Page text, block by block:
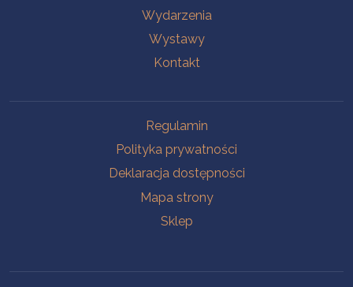
Wydarzenia
Wystawy
Kontakt
Regulamin
Polityka prywatności
Deklaracja dostępności
Mapa strony
Sklep